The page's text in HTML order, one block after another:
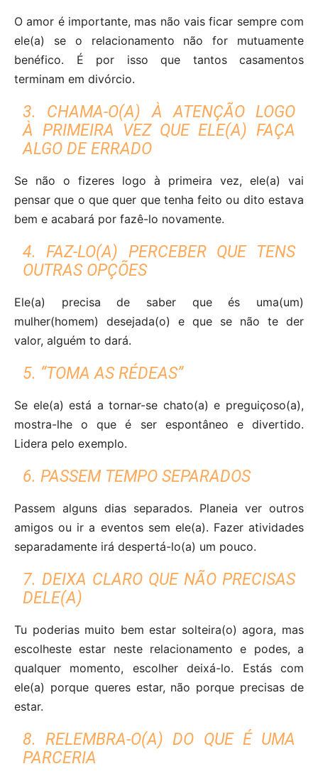
O amor é importante, mas não vais ficar sempre com
ele(a) se o relacionamento não for mutuamente
benéfico. É por isso que tantos casamentos
terminam em divórcio.
3. CHAMA-O(A) À ATENÇÃO LOGO
À PRIMEIRA VEZ QUE ELE(A) FAÇA
ALGO DE ERRADO
Se não o fizeres logo à primeira vez, ele(a) vai
pensar que o que quer que tenha feito ou dito estava
bem e acabará por fazê-lo novamente.
4. FAZ-LO(A) PERCEBER QUE TENS
OUTRAS OPÇÕES
Ele(a) precisa de saber que és uma(um)
mulher(homem) desejada(o) e que se não te der
valor, alguém to dará.
5. “TOMA AS RÉDEAS”
Se ele(a) está a tornar-se chato(a) e preguiçoso(a),
mostra-lhe o que é ser espontâneo e divertido.
Lidera pelo exemplo.
6. PASSEM TEMPO SEPARADOS
Passem alguns dias separados. Planeia ver outros
amigos ou ir a eventos sem ele(a). Fazer atividades
separadamente irá despertá-lo(a) um pouco.
7. DEIXA CLARO QUE NÃO PRECISAS
DELE(A)
Tu poderias muito bem estar solteira(o) agora, mas
escolheste estar neste relacionamento e podes, a
qualquer momento, escolher deixá-lo. Estás com
ele(a) porque queres estar, não porque precisas de
estar.
8. RELEMBRA-O(A) DO QUE É UMA
PARCERIA